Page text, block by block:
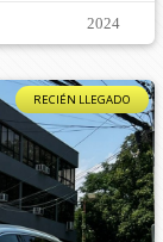
2024
RECIÉN LLEGADO